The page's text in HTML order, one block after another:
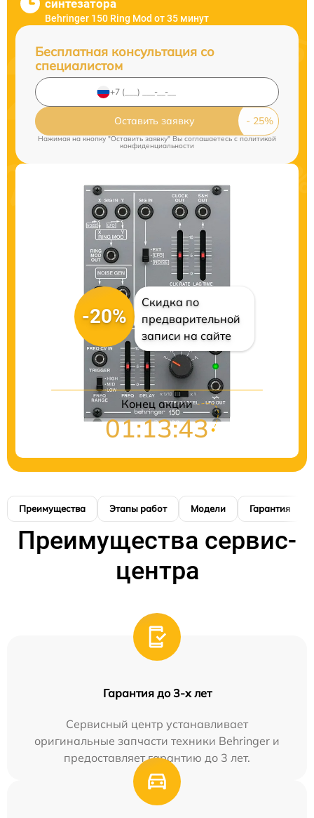
синтезатора
Behringer 150 Ring Mod от 35 минут
Бесплатная консультация со
специалистом
Оставить заявку
Нажимая на кнопку "Оставить заявку" Вы соглашаетесь cполитикой
конфиденциальности
-20%
Скидка по
предварительной
записи на сайте
Конец акции
01:13:42
Преимущества Этапы работ Модели Гарантия
Преимущества сервис-
центра
Гарантия до 3-х лет
Сервисный центр устанавливает
оригинальные запчасти техники Behringer и
предоставляет гарантию до 3 лет.